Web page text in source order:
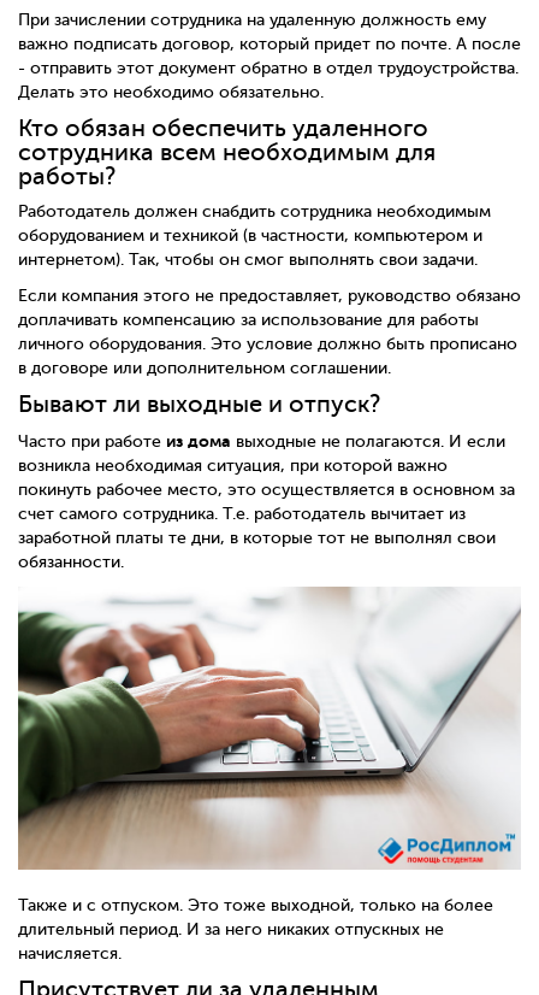
При зачислении сотрудника на удаленную должность ему
важно подписать договор, который придет по почте. А после
- отправить этот документ обратно в отдел трудоустройства.
Делать это необходимо обязательно.
Кто обязан обеспечить удаленного
сотрудника всем необходимым для
работы?
Работодатель должен снабдить сотрудника необходимым
оборудованием и техникой (в частности, компьютером и
интернетом). Так, чтобы он смог выполнять свои задачи.
Если компания этого не предоставляет, руководство обязано
доплачивать компенсацию за использование для работы
личного оборудования. Это условие должно быть прописано
в договоре или дополнительном соглашении.
Бывают ли выходные и отпуск?
Часто при работе из дома выходные не полагаются. И если
возникла необходимая ситуация, при которой важно
покинуть рабочее место, это осуществляется в основном за
счет самого сотрудника. Т.е. работодатель вычитает из
заработной платы те дни, в которые тот не выполнял свои
обязанности.
Также и с отпуском. Это тоже выходной, только на более
длительный период. И за него никаких отпускных не
начисляется.
Присутствует ли за удаленным